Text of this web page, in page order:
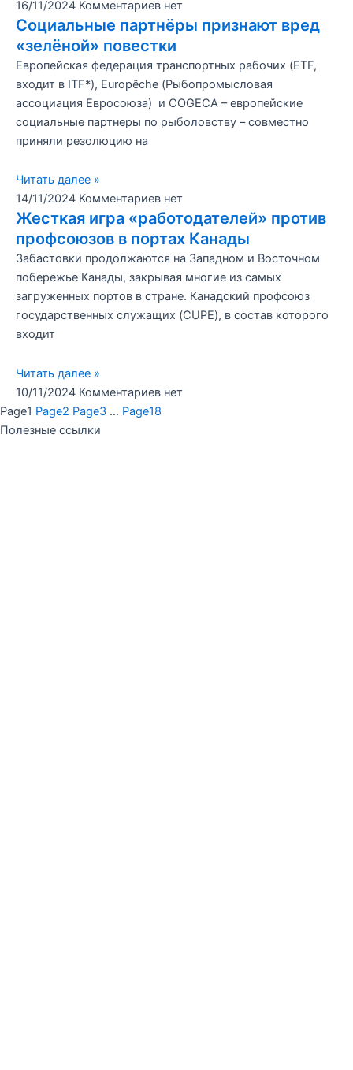
16/11/2024 Комментариев нет
Социальные партнёры признают вред
«зелёной» повестки
Европейская федерация транспортных рабочих (ETF,
входит в ITF*), Europêche (Рыбопромысловая
ассоциация Евросоюза) и COGECA – европейские
социальные партнеры по рыболовству – совместно
приняли резолюцию на
Читать далее »
14/11/2024 Комментариев нет
Жесткая игра «работодателей» против
профсоюзов в портах Канады
Забастовки продолжаются на Западном и Восточном
побережье Канады, закрывая многие из самых
загруженных портов в стране. Канадский профсоюз
государственных служащих (CUPE), в состав которого
входит
Читать далее »
10/11/2024 Комментариев нет
Page1 Page2 Page3 … Page18
Полезные ссылки